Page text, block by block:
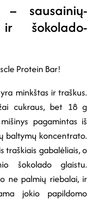
sausainių-
šokolado-
Protein Bar!
minkštas ir traškus.
cukraus, bet 18 g
pagamintas iš
baltymų koncentrato.
traškiais gabalėliais, o
šokolado glaistu.
ne palmių riebalai, ir
jokio papildomo